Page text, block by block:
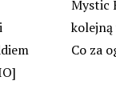
Mystic
kolejną
Co za